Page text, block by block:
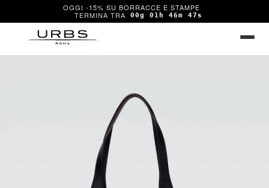
OGGI -15% SU BORRACCE E STAMPE
00g 01h 46m 47s